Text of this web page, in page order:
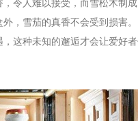
令人难以接受，而雪松木制
，雪茄的真香不会受到损害。
这种未知的邂逅才会让爱好